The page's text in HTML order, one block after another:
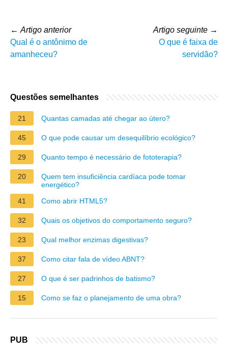
← Artigo anterior
Qual é o antônimo de
amanheceu?
Artigo seguinte →
O que é faixa de
servidão?
Questões semelhantes
21 Quantas camadas até chegar ao útero?
45 O que pode causar um desequilíbrio ecológico?
29 Quanto tempo é necessário de fototerapia?
20
Quem tem insuficiência cardíaca pode tomar
energético?
41
Como abrir HTML5?
32 Quais os objetivos do comportamento seguro?
23 Qual melhor enzimas digestivas?
37 Como citar fala de vídeo ABNT?
27 O que é ser padrinhos de batismo?
15 Como se faz o planejamento de uma obra?
PUB